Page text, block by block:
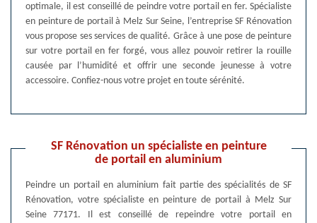
optimale, il est conseillé de peindre votre portail en fer. Spécialiste
en peinture de portail à Melz Sur Seine, l’entreprise SF Rénovation
vous propose ses services de qualité. Grâce à une pose de peinture
sur votre portail en fer forgé, vous allez pouvoir retirer la rouille
causée par l’humidité et offrir une seconde jeunesse à votre
accessoire. Confiez-nous votre projet en toute sérénité.
SF Rénovation un spécialiste en peinture
de portail en aluminium
Peindre un portail en aluminium fait partie des spécialités de SF
Rénovation, votre spécialiste en peinture de portail à Melz Sur
Seine 77171. Il est conseillé de repeindre votre portail en